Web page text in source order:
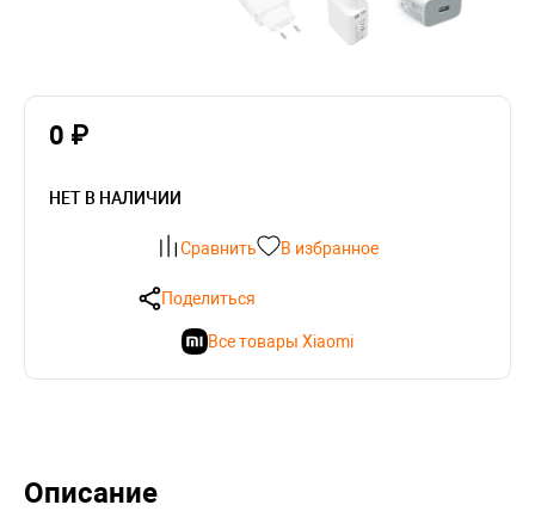
0 ₽
НЕТ В НАЛИЧИИ
Сравнить В избранное
Поделиться
Все товары Xiaomi
Описание